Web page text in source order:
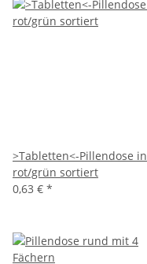
>Tabletten<-Pillendose in
rot/grün sortiert
0,63 € *